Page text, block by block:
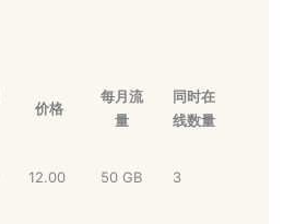
价格
每月流
量
同时在
线数量
12.00 50 GB 3